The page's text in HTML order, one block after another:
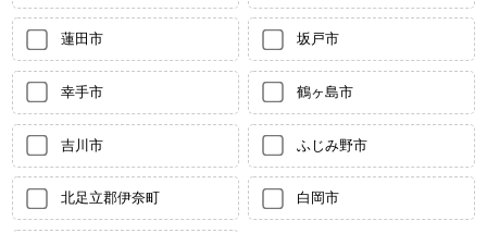
蓮田市 坂戸市
幸手市 鶴ヶ島市
吉川市 ふじみ野市
北足立郡伊奈町 白岡市